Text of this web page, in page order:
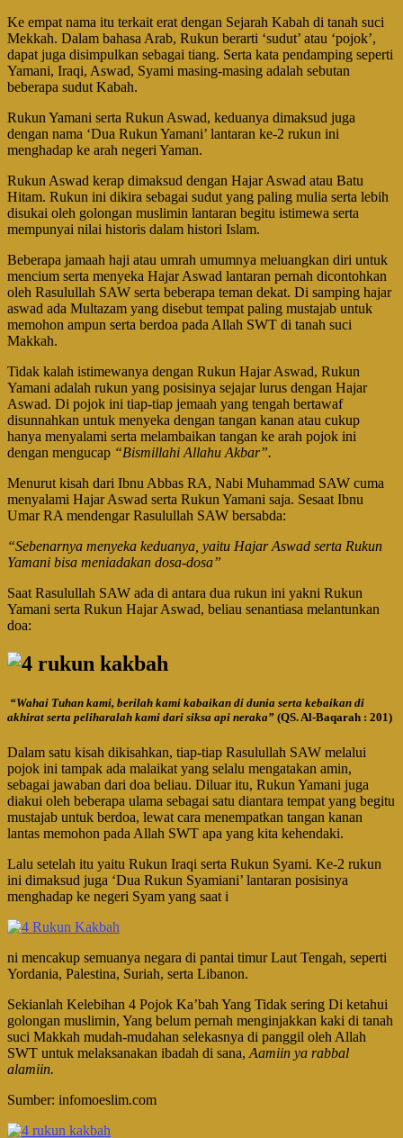
Ke empat nama itu terkait erat dengan Sejarah Kabah di tanah suci
Mekkah. Dalam bahasa Arab, Rukun berarti ‘sudut’ atau ‘pojok’,
dapat juga disimpulkan sebagai tiang. Serta kata pendamping seperti
Yamani, Iraqi, Aswad, Syami masing-masing adalah sebutan
beberapa sudut Kabah.
Rukun Yamani serta Rukun Aswad, keduanya dimaksud juga
dengan nama ‘Dua Rukun Yamani’ lantaran ke-2 rukun ini
menghadap ke arah negeri Yaman.
Rukun Aswad kerap dimaksud dengan Hajar Aswad atau Batu
Hitam. Rukun ini dikira sebagai sudut yang paling mulia serta lebih
disukai oleh golongan muslimin lantaran begitu istimewa serta
mempunyai nilai historis dalam histori Islam.
Beberapa jamaah haji atau umrah umumnya meluangkan diri untuk
mencium serta menyeka Hajar Aswad lantaran pernah dicontohkan
oleh Rasulullah SAW serta beberapa teman dekat. Di samping hajar
aswad ada Multazam yang disebut tempat paling mustajab untuk
memohon ampun serta berdoa pada Allah SWT di tanah suci
Makkah.
Tidak kalah istimewanya dengan Rukun Hajar Aswad, Rukun
Yamani adalah rukun yang posisinya sejajar lurus dengan Hajar
Aswad. Di pojok ini tiap-tiap jemaah yang tengah bertawaf
disunnahkan untuk menyeka dengan tangan kanan atau cukup
hanya menyalami serta melambaikan tangan ke arah pojok ini
dengan mengucap “Bismillahi Allahu Akbar”.
Menurut kisah dari Ibnu Abbas RA, Nabi Muhammad SAW cuma
menyalami Hajar Aswad serta Rukun Yamani saja. Sesaat Ibnu
Umar RA mendengar Rasulullah SAW bersabda:
“Sebenarnya menyeka keduanya, yaitu Hajar Aswad serta Rukun
Yamani bisa meniadakan dosa-dosa”
Saat Rasulullah SAW ada di antara dua rukun ini yakni Rukun
Yamani serta Rukun Hajar Aswad, beliau senantiasa melantunkan
doa:
“Wahai Tuhan kami, berilah kami kabaikan di dunia serta kebaikan di
akhirat serta peliharalah kami dari siksa api neraka” (QS. Al-Baqarah : 201)
Dalam satu kisah dikisahkan, tiap-tiap Rasulullah SAW melalui
pojok ini tampak ada malaikat yang selalu mengatakan amin,
sebagai jawaban dari doa beliau. Diluar itu, Rukun Yamani juga
diakui oleh beberapa ulama sebagai satu diantara tempat yang begitu
mustajab untuk berdoa, lewat cara menempatkan tangan kanan
lantas memohon pada Allah SWT apa yang kita kehendaki.
Lalu setelah itu yaitu Rukun Iraqi serta Rukun Syami. Ke-2 rukun
ini dimaksud juga ‘Dua Rukun Syamiani’ lantaran posisinya
menghadap ke negeri Syam yang saat i
ni mencakup semuanya negara di pantai timur Laut Tengah, seperti
Yordania, Palestina, Suriah, serta Libanon.
Sekianlah Kelebihan 4 Pojok Ka’bah Yang Tidak sering Di ketahui
golongan muslimin, Yang belum pernah menginjakkan kaki di tanah
suci Makkah mudah-mudahan selekasnya di panggil oleh Allah
SWT untuk melaksanakan ibadah di sana, Aamiin ya rabbal
alamiin.
Sumber: infomoeslim.com